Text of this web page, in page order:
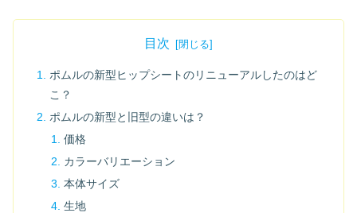
目次
ポムルの新型ヒップシートのリニューアルしたのはど
こ？
ポムルの新型と旧型の違いは？
価格
カラーバリエーション
本体サイズ
生地